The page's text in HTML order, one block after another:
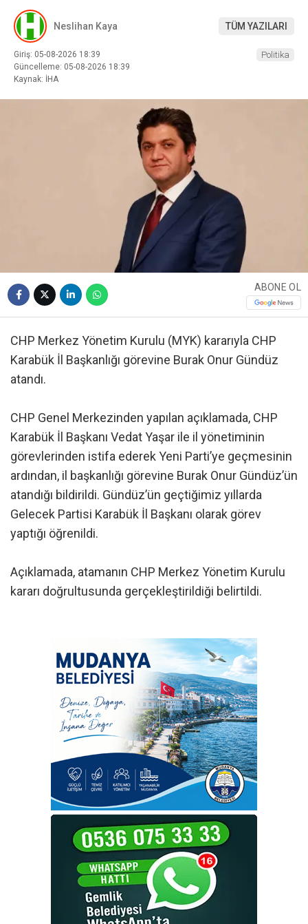
Neslihan Kaya TÜM YAZILARI
Giriş: 05-08-2026 18:39
Güncelleme: 05-08-2026 18:39
Kaynak: İHA
Politika
ABONE OL
CHP Merkez Yönetim Kurulu (MYK) kararıyla CHP
Karabük İl Başkanlığı görevine Burak Onur Gündüz
atandı.
CHP Genel Merkezinden yapılan açıklamada, CHP
Karabük İl Başkanı Vedat Yaşar ile il yönetiminin
görevlerinden istifa ederek Yeni Parti’ye geçmesinin
ardından, il başkanlığı görevine Burak Onur Gündüz’ün
atandığı bildirildi. Gündüz’ün geçtiğimiz yıllarda
Gelecek Partisi Karabük İl Başkanı olarak görev
yaptığı öğrenildi.
Açıklamada, atamanın CHP Merkez Yönetim Kurulu
kararı doğrultusunda gerçekleştirildiği belirtildi.